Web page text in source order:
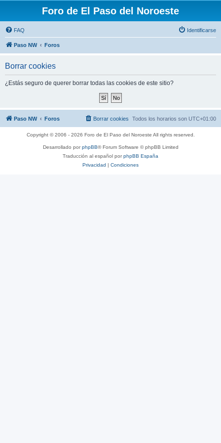
Foro de El Paso del Noroeste
FAQ Identificarse
Paso NW Foros
Borrar cookies
¿Estás seguro de querer borrar todas las cookies de este sitio?
Paso NW Foros Todos los horarios son UTC+01:00
Borrar cookies
Copyright © 2006 - 2026 Foro de El Paso del Noroeste All rights reserved.
Desarrollado porphpBB® Forum Software © phpBB Limited
Traducción al español porphpBB España
Privacidad | Condiciones